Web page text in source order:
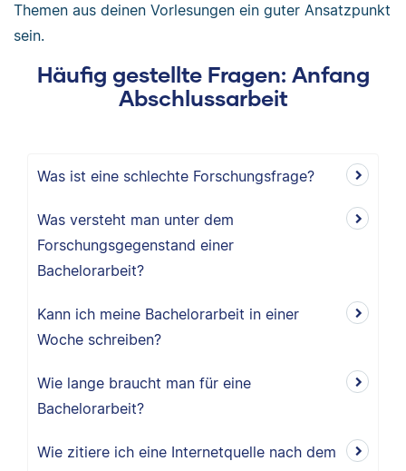
Themen aus deinen Vorlesungen ein guter Ansatzpunkt
sein.
Häufig gestellte Fragen: Anfang
Abschlussarbeit
Was ist eine schlechte Forschungsfrage?
Was versteht man unter dem
Forschungsgegenstand einer
Bachelorarbeit?
Kann ich meine Bachelorarbeit in einer
Woche schreiben?
Wie lange braucht man für eine
Bachelorarbeit?
Wie zitiere ich eine Internetquelle nach dem